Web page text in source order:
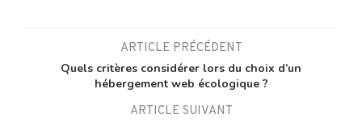
ARTICLE PRÉCÉDENT
Quels critères considérer lors du choix d’un
hébergement web écologique ?
ARTICLE SUIVANT